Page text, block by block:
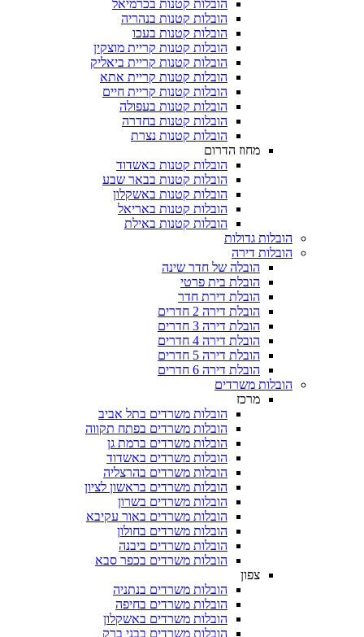
הובלות קטנות בכרמיאל
הובלות קטנות בנהריה
הובלות קטנות בעכו
הובלות קטנות קריית מוצקין
הובלות קטנות קריית ביאליק
הובלות קטנות קריית אתא
הובלות קטנות קריית חיים
הובלות קטנות בעפולה
הובלות קטנות בחדרה
הובלות קטנות נצרת
מחוז הדרום
הובלות קטנות באשדוד
הובלות קטנות בבאר שבע
הובלות קטנות באשקלון
הובלות קטנות באריאל
הובלות קטנות באילת
הובלות גדולות
הובלות דירה
הובלה של חדר שינה
הובלת בית פרטי
הובלת דירת חדר
הובלת דירה 2 חדרים
הובלת דירה 3 חדרים
הובלת דירה 4 חדרים
הובלת דירה 5 חדרים
הובלת דירה 6 חדרים
הובלות משרדים
מרכז
הובלות משרדים בתל אביב
הובלות משרדים בפתח תקווה
הובלות משרדים ברמת גן
הובלות משרדים באשדוד
הובלות משרדים בהרצליה
הובלות משרדים בראשון לציון
הובלות משרדים בשרון
הובלות משרדים באור עקיבא
הובלות משרדים בחולון
הובלות משרדים ביבנה
הובלות משרדים בכפר סבא
צפון
הובלות משרדים בנתניה
הובלות משרדים בחיפה
הובלות משרדים באשקלון
הובלות משרדים בבני ברק